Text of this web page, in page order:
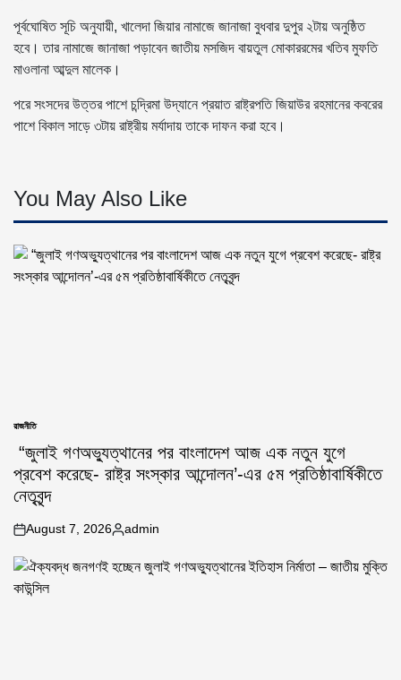
পূর্বঘোষিত সূচি অনুযায়ী, খালেদা জিয়ার নামাজে জানাজা বুধবার দুপুর ২টায় অনুষ্ঠিত
হবে। তার নামাজে জানাজা পড়াবেন জাতীয় মসজিদ বায়তুল মোকাররমের খতিব মুফতি
মাওলানা আব্দুল মালেক।
পরে সংসদের উত্তর পাশে চন্দ্রিমা উদ্যানে প্রয়াত রাষ্ট্রপতি জিয়াউর রহমানের কবরের
পাশে বিকাল সাড়ে ৩টায় রাষ্ট্রীয় মর্যাদায় তাকে দাফন করা হবে।
You May Also Like
POSTED
IN
রাজনীতি
“জুলাই গণঅভ্যুত্থানের পর বাংলাদেশ আজ এক নতুন যুগে
প্রবেশ করেছে- রাষ্ট্র সংস্কার আন্দোলন’-এর ৫ম প্রতিষ্ঠাবার্ষিকীতে
নেতৃবৃন্দ
on
August 7, 2026
Posted
admin